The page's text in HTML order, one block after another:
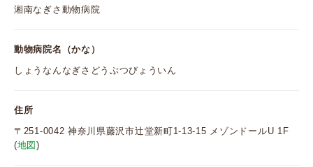
湘南なぎさ動物病院
動物病院名（かな）
しょうなんなぎさどうぶつびょういん
住所
〒251-0042 神奈川県藤沢市辻堂新町1-13-15 メゾンドールU 1F
(地図)